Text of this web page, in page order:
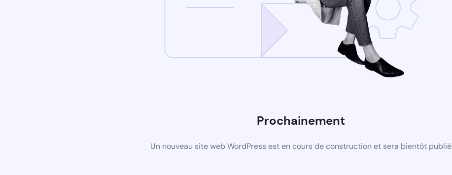
Prochainement
Un nouveau site web WordPress est en cours de construction et sera bientôt publié